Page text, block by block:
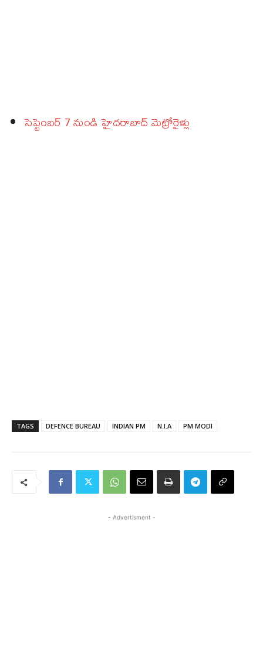
సెప్టెంబర్‌ 7 నుండి హైదరాబాద్‌ మెట్రోరైళ్లు
TAGS DEFENCE BUREAU INDIAN PM N.I.A PM MODI
- Advertisment -